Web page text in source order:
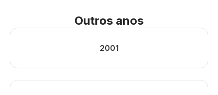
Outros anos
2001